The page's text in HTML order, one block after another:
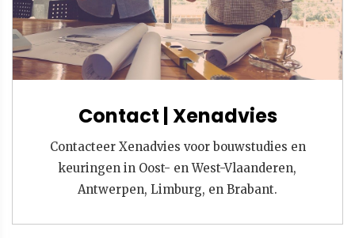
Contact | Xenadvies
Contacteer Xenadvies voor bouwstudies en
keuringen in Oost- en West-Vlaanderen,
Antwerpen, Limburg, en Brabant.